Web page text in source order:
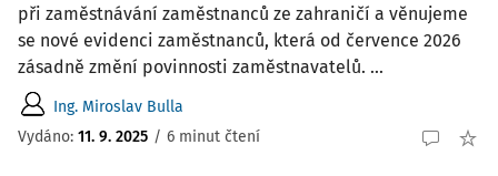
při zaměstnávání zaměstnanců ze zahraničí a věnujeme
se nové evidenci zaměstnanců, která od července 2026
zásadně změní povinnosti zaměstnavatelů. ...
Ing. Miroslav Bulla
Vydáno: 11. 9. 2025 / 6 minut čtení